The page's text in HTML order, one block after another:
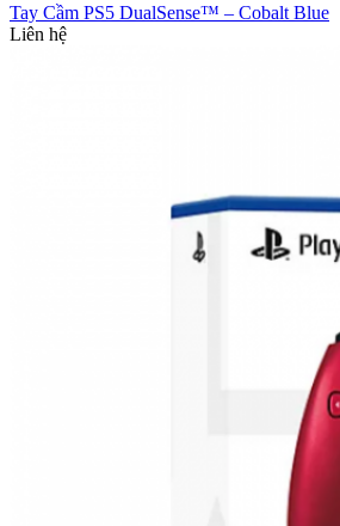
Tay Cầm PS5 DualSense™ – Cobalt Blue
Liên hệ